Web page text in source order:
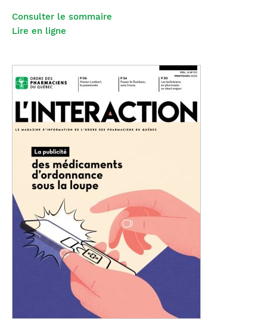
Consulter le sommaire
Lire en ligne